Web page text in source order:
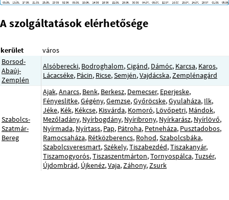
A szolgáltatások elérhetősége
kerület
város
Borsod-
Abaúj-
Zemplén
Alsóberecki, Bodroghalom,Cigánd, Dámóc, Karcsa, Karos,
Lácacséke, Pácin, Ricse,Semjén,Vajdácska,Zemplénagárd
Szabolcs-
Szatmár-
Bereg
Ajak,Anarcs, Benk, Berkesz, Demecser, Eperjeske,
Fényeslitke,Gégény,Gemzse,Győröcske,Gyulaháza, Ilk,
Jéke, Kék, Kékcse, Kisvárda, Komoró, Lövőpetri, Mándok,
Mezőladány, Nyírbogdány, Nyíribrony, Nyírkarász, Nyírlövő,
Nyírmada, Nyírtass, Pap, Pátroha, Petneháza, Pusztadobos,
Ramocsaháza, Rétközberencs, Rohod,Szabolcsbáka,
Szabolcsveresmart,Székely,Tiszabezdéd,Tiszakanyár,
Tiszamogyorós,Tiszaszentmárton,Tornyospálca,Tuzsér,
Újdombrád, Újkenéz,Vaja,Záhony,Zsurk